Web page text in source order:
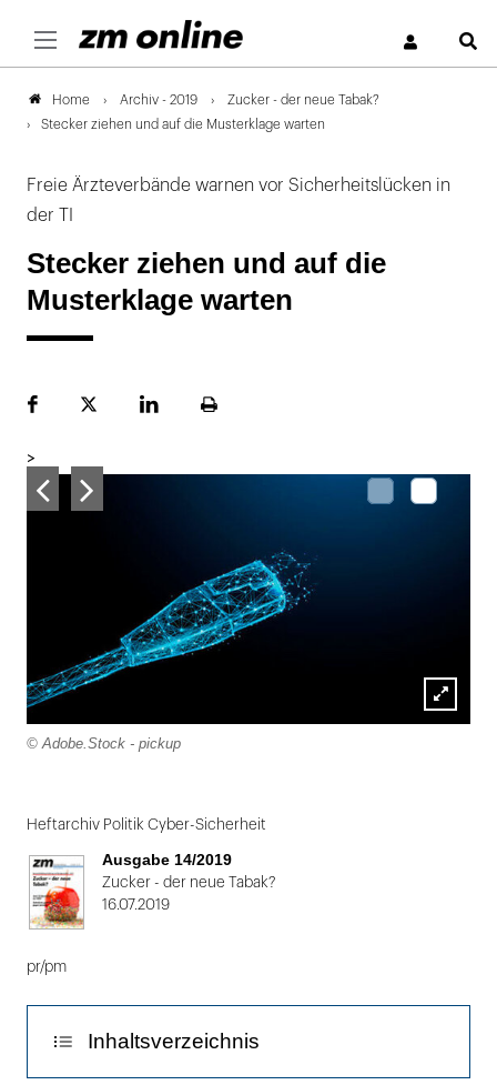
Home Archiv - 2019
Zucker - der neue Tabak?
Stecker ziehen und auf die Musterklage warten
Freie Ärzteverbände warnen vor Sicherheitslücken in
der TI
Stecker ziehen und auf die
Musterklage warten
FacebookPlattformLinekdInSeite
>
Lightbox
© Adobe.Stock - pickup
1
von
2
Heftarchiv Politik Cyber-Sicherheit
Ausgabe 14/2019
Zucker - der neue Tabak?
16.07.2019
pr/pm
Inhaltsverzeichnis